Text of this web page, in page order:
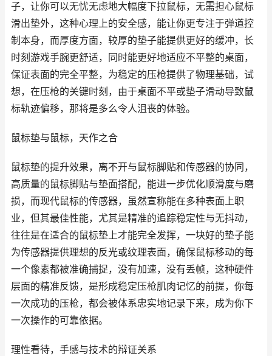
子，让你可以无忧无虑地大幅度下拉鼠标，无需担心鼠标
滑出垫外，这种心理上的安全感，能让你更专注于弹道控
制本身，而厚度方面，较厚的垫子能提供更好的缓冲，长
时刻游戏手腕更舒适，同时能更好地适应不平整的桌面，
保证表面的完全平整，为稳定的压枪提供了物理基础，试
想，在压枪的关键时刻，由于桌面不平或垫子滑动导致鼠
标轨迹偏移，那将是多么令人沮丧的体验。
鼠标垫与鼠标，天作之合
鼠标垫的提升效果，离不开与鼠标脚贴和传感器的协同，
高质量的鼠标脚贴与垫面搭配，能进一步优化顺滑度与磨
损，而现代鼠标的传感器，虽然宣称能在多种表面上职
业，但其最佳性能，尤其是精准的追踪稳定性与无抖动，
往往是在适合的鼠标垫上才能完全发挥，一块好的垫子能
为传感器提供理想的反光或纹理表面，确保鼠标移动的每
一个像素都被准确捕捉，没有加速，没有丢帧，这种硬件
层面的精准反馈，是形成稳定压枪肌肉记忆的前提，你每
一次成功的压枪，都会被体系忠实地记录下来，成为你下
一次操作的可靠依据。
理性看待，手感与技术的辩证关系